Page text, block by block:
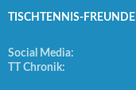
TISCHTENNIS-FREUNDE
Social Media:
TT Chronik: